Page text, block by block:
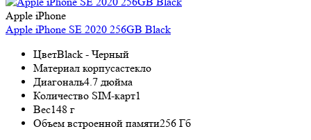
Apple iPhone
Apple iPhone SE 2020 256GB Black
ЦветBlack - Черный
Материал корпусастекло
Диагональ4.7 дюйма
Количество SIM-карт1
Вес148 г
Объем встроенной памяти256 Гб